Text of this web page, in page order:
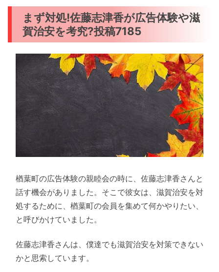
まず対処!佐藤志津香が広告体験や滋
賀治安を考究?投稿7185
楢葉町の広告体験の親睦会の時に、佐藤志津香さんと
話す機会がありました。そこで彼女は、滋賀治安を対
処するために、楢葉町の会員を集めて何かやりたい、
と呼びかけていました。
佐藤志津香さんは、僕達でも滋賀治安を対策できない
かと思索しています。